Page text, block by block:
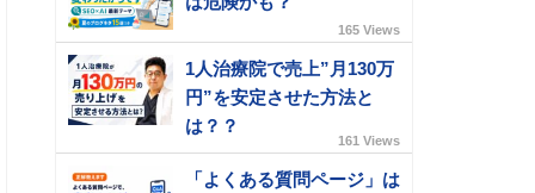
165 Views
1人治療院で売上”月130万
円”を安定させた方法と
は？？
161 Views
「よくある質問ページ」は